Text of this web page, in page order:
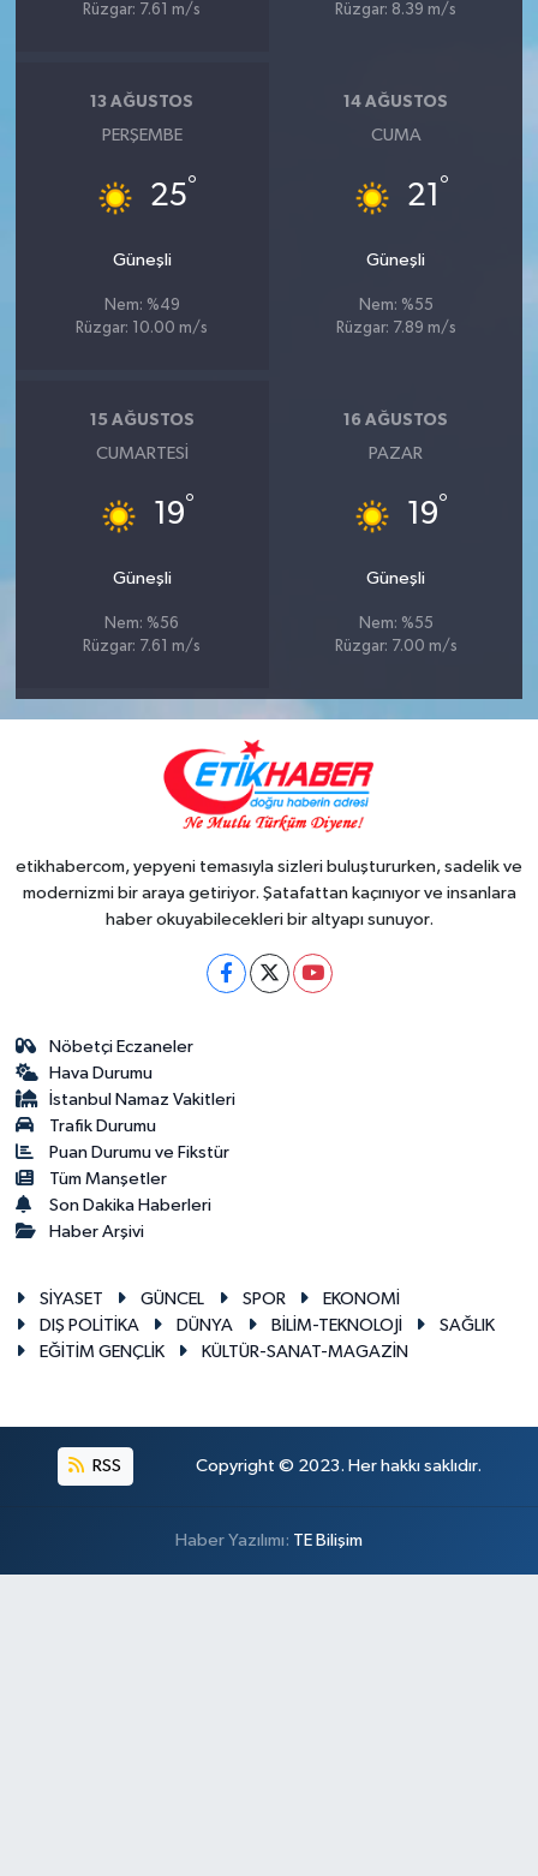
Rüzgar: 7.61 m/s
Rüzgar: 8.39 m/s
13 AĞUSTOS
PERŞEMBE
25°
Güneşli
Nem: %49
Rüzgar: 10.00 m/s
14 AĞUSTOS
CUMA
21 °
Güneşli
Nem: %55
Rüzgar: 7.89 m/s
15 AĞUSTOS
CUMARTESI
19°
Güneşli
Nem: %56
Rüzgar: 7.61 m/s
16 AĞUSTOS
PAZAR
19°
Güneşli
Nem: %55
Rüzgar: 7.00 m/s
etikhabercom, yepyeni temasıyla sizleri buluştururken, sadelik ve
modernizmi bir araya getiriyor. Şatafattan kaçınıyor ve insanlara
haber okuyabilecekleri bir altyapı sunuyor.
Nöbetçi Eczaneler
Hava Durumu
İstanbul Namaz Vakitleri
Trafik Durumu
Puan Durumu ve Fikstür
Tüm Manşetler
Son Dakika Haberleri
Haber Arşivi
SİYASET GÜNCEL SPOR
EKONOMİ
DIŞ POLİTİKA
DÜNYA BİLİM-TEKNOLOJİ
SAĞLIK
EĞİTİM GENÇLİK
KÜLTÜR-SANAT-MAGAZİN
RSS Copyright © 2023. Her hakkı saklıdır.
Haber Yazılımı: TE Bilişim